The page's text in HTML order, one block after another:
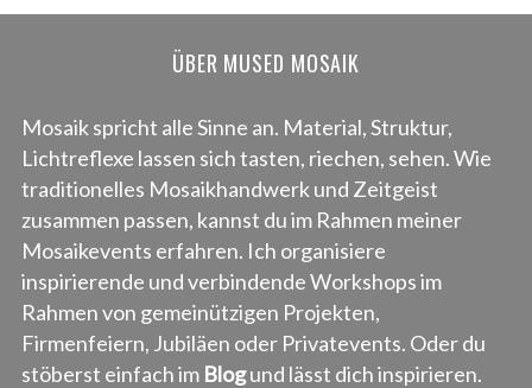
ÜBER MUSED MOSAIK
Mosaik spricht alle Sinne an. Material, Struktur,
Lichtreflexe lassen sich tasten, riechen, sehen. Wie
traditionelles Mosaikhandwerk und Zeitgeist
zusammen passen, kannst du im Rahmen meiner
Mosaikevents erfahren. Ich organisiere
inspirierende und verbindende Workshops im
Rahmen von gemeinützigen Projekten,
Firmenfeiern, Jubiläen oder Privatevents. Oder du
stöberst einfach im Blogund lässt dich inspirieren.